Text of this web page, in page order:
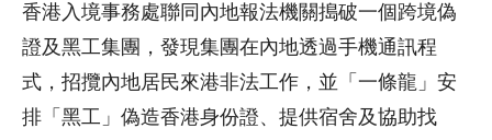
香港入境事務處聯同內地報法機關搗破一個跨境偽
證及黑工集團，發現集團在內地透過手機通訊程
式，招攬內地居民來港非法工作，並「一條龍」安
排「黑工」偽造香港身份證、提供宿舍及協助找